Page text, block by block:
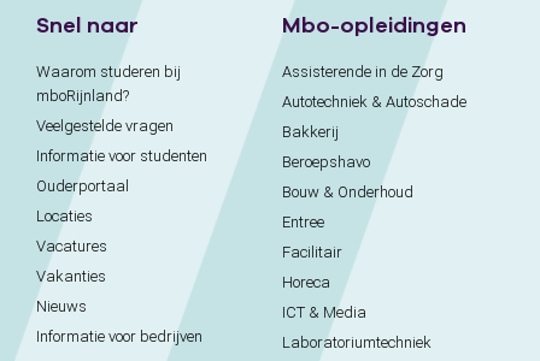
Snel naar
Waarom studeren bij
mboRijnland?
Veelgestelde vragen
Informatie voor studenten
Ouderportaal
Locaties
Vacatures
Vakanties
Nieuws
Informatie voor bedrijven
Mbo-opleidingen
Assisterende in de Zorg
Autotechniek & Autoschade
Bakkerij
Beroepshavo
Bouw & Onderhoud
Entree
Facilitair
Horeca
ICT & Media
Laboratoriumtechniek